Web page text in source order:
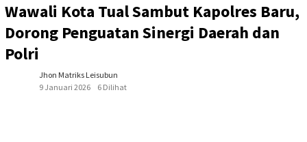
Wawali Kota Tual Sambut Kapolres Baru,
Dorong Penguatan Sinergi Daerah dan
Polri
Jhon Matriks Leisubun
9 Januari 2026
6 Dilihat